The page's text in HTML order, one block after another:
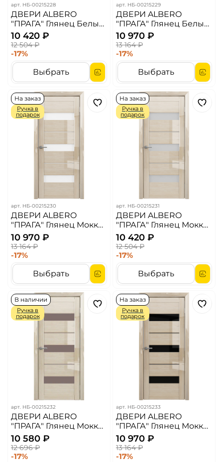
арт. НБ-00215228
ДВЕРИ ALBERO
"ПРАГА" Глянец Белый/
Белый Мателюкс (ДО)
10 420 ₽
12 504 ₽
-17%
Выбрать
арт. НБ-00215229
ДВЕРИ ALBERO
"ПРАГА" Глянец Белый/
Черный Акрилат (ДО)
10 970 ₽
13 164 ₽
-17%
Выбрать
На заказ
Ручка в
подарок
арт. НБ-00215230
ДВЕРИ ALBERO
"ПРАГА" Глянец Мокко/
Белый Акрилат (ДО)
10 970 ₽
13 164 ₽
-17%
Выбрать
На заказ
Ручка в
подарок
арт. НБ-00215231
ДВЕРИ ALBERO
"ПРАГА" Глянец Мокко/
Белый Мателюкс (ДО)
10 420 ₽
12 504 ₽
-17%
Выбрать
В наличии
Ручка в
подарок
арт. НБ-00215232
ДВЕРИ ALBERO
"ПРАГА" Глянец Мокко/
Бронза Мателюкс (ДО)
10 580 ₽
12 696 ₽
-17%
На заказ
Ручка в
подарок
арт. НБ-00215233
ДВЕРИ ALBERO
"ПРАГА" Глянец Мокко/
Черный Акрилат (ДО)
10 970 ₽
13 164 ₽
-17%